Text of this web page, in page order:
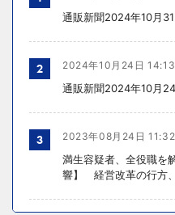
通販新聞2024年10月
2 2024年10月24日 14:13
通販新聞2024年10月
3 2023年08月24日 11:32
満生容疑者、全役職
響】 経営改革の行方